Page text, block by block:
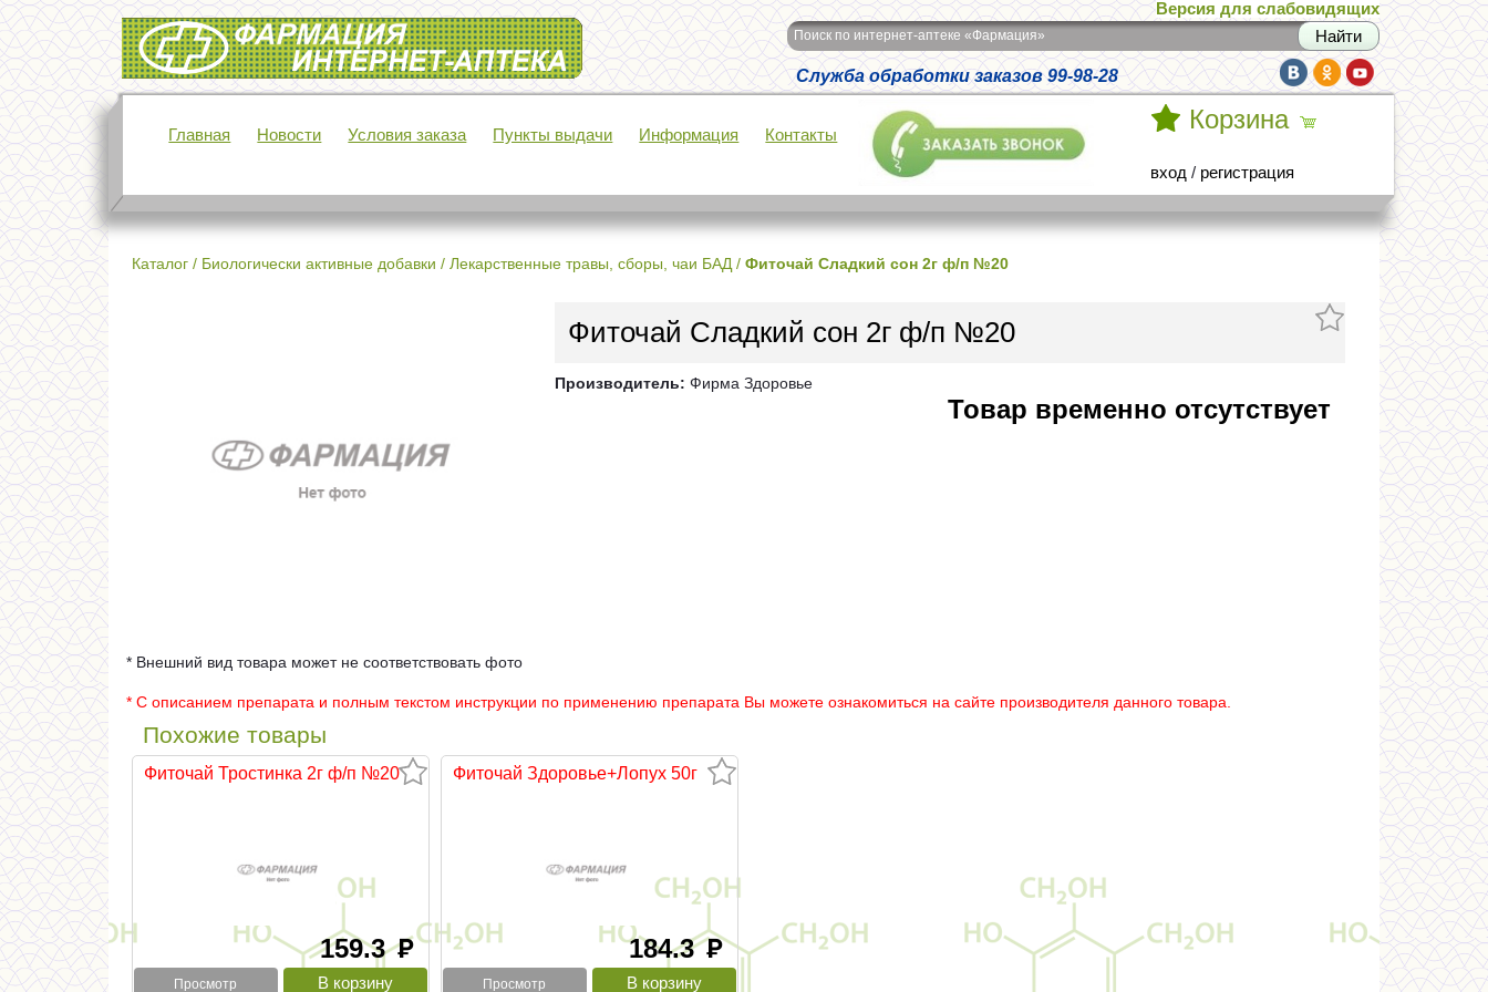
Интернет-аптека Фармация
Версия для слабовидящих
Поиск по интернет-аптеке «Фармация»
Служба обработки заказов 99-98-28
Главная Новости Условия заказа Пункты выдачи Информация Контакты
Корзина
вход / регистрация
Каталог / Биологически активные добавки / Лекарственные травы, сборы, чаи БАД / Фиточай Сладкий сон 2г ф/п №20
Фиточай Сладкий сон 2г ф/п №20
Производитель: Фирма Здоровье
Товар временно отсутствует
* Внешний вид товара может не соответствовать фото
* С описанием препарата и полным текстом инструкции по применению препарата Вы можете ознакомиться на сайте производителя данного товара.
Похожие товары
Фиточай Тростинка 2г ф/п №20
159.3руб
Просмотр
Фиточай Здоровье+Лопух 50г
184.3руб
Просмотр